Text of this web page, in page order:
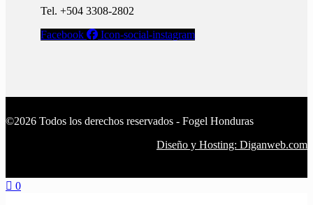
Tel. +504 3308-2802
Facebook
Icon-social-instagram
©2026 Todos los derechos reservados - Fogel Honduras
Diseño y Hosting: Diganweb.com
0